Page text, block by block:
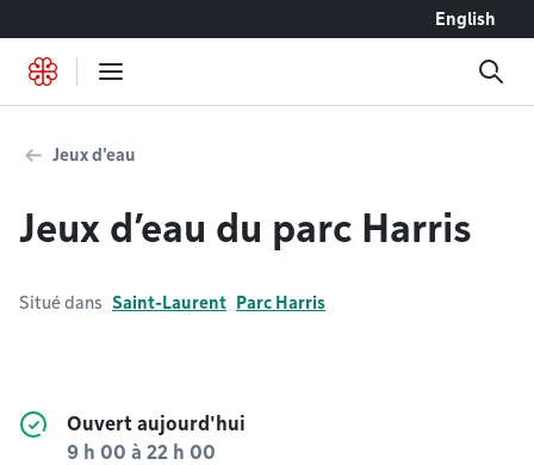
English
Jeux d'eau
Jeux d’eau du parc Harris
Situé dans Saint-Laurent Parc Harris
Ouvert aujourd'hui
9 h 00 à 22 h 00